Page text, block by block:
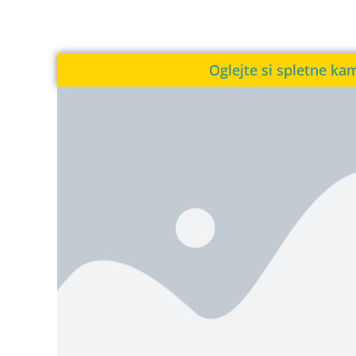
Oglejte si spletne